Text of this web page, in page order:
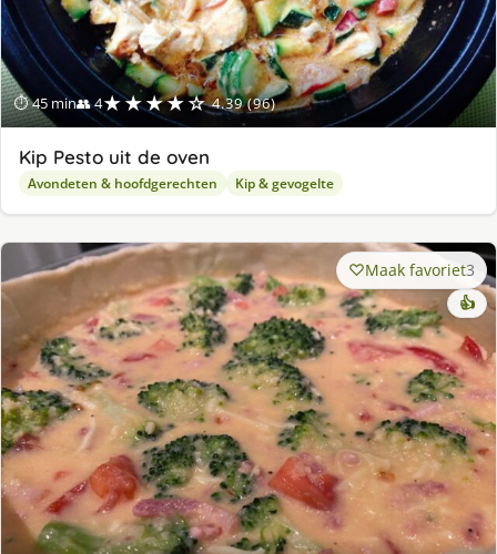
⏱ 45 min👥 4★★★★☆ 4.39 (96)
Kip Pesto uit de oven
Avondeten & hoofdgerechten Kip & gevogelte
Maak favoriet3
👍